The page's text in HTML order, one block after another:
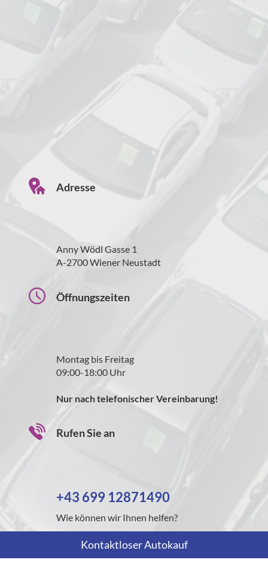
Kontaktloser Autokauf
Adresse
Anny Wödl Gasse 1
A-2700 Wiener Neustadt
Öffnungszeiten
Montag bis Freitag
09:00-18:00 Uhr
Nur nach telefonischer Vereinbarung!
Rufen Sie an
+43 699 12871490
Wie können wir Ihnen helfen?